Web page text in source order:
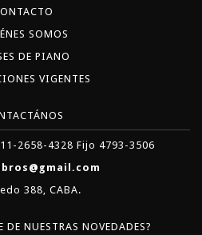
SOMOS
DE PIANO
VIGENTES
11-2658-4328 Fijo 4793-3506
388, CABA.
DE NUESTRAS NOVEDADES?